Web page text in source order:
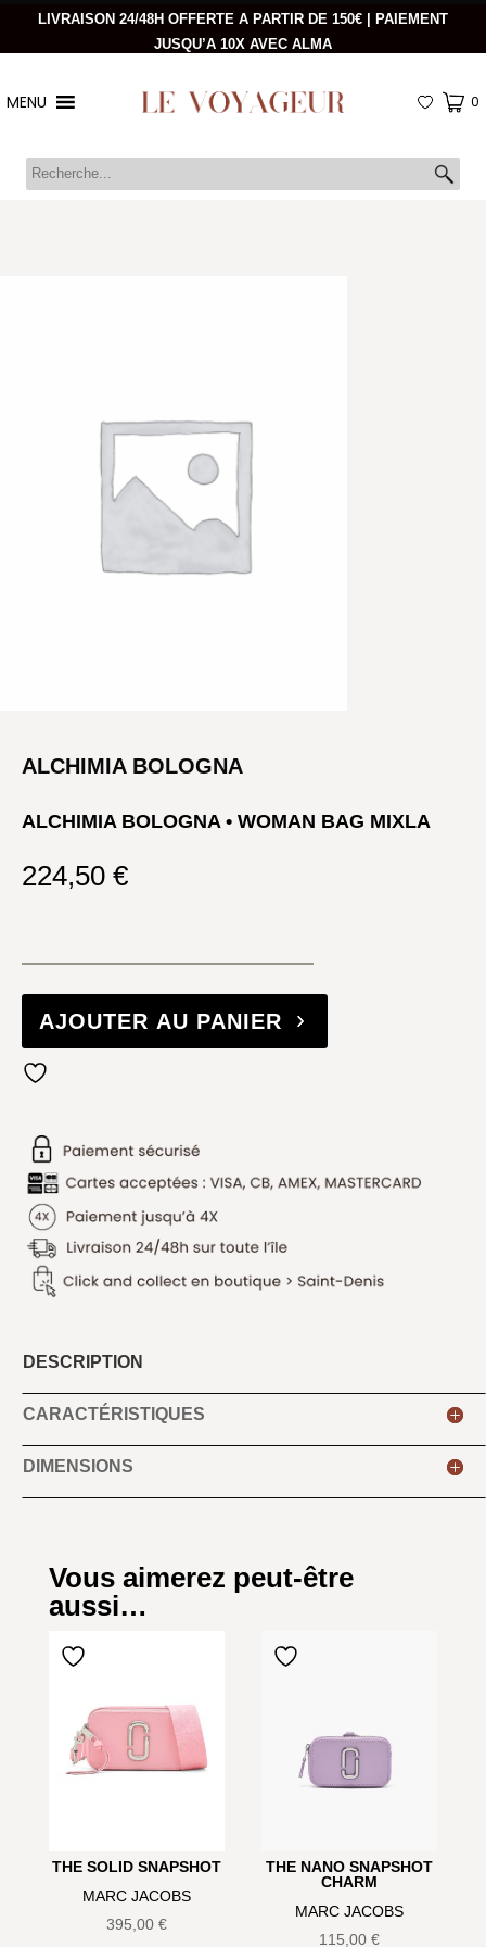
LIVRAISON 24/48H OFFERTE A PARTIR DE 150€ | PAIEMENT
JUSQU’A 10X AVEC ALMA
MENU 0
ALCHIMIA BOLOGNA
ALCHIMIA BOLOGNA • WOMAN BAG MIXLA
224,50 €
AJOUTER AU PANIER
DESCRIPTION
CARACTÉRISTIQUES
DIMENSIONS
Vous aimerez peut-être
aussi…
THE SOLID SNAPSHOT
MARC JACOBS
395,00 €
THE NANO SNAPSHOT
CHARM
MARC JACOBS
115,00€